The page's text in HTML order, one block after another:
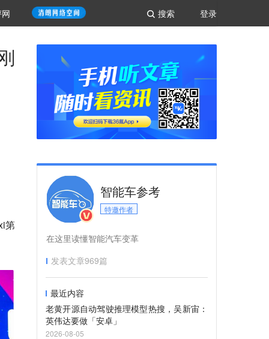
登录
搜索
第
智能车参考
特邀作者
在这里读懂智能汽车变革
发表文章969篇
最近内容
老黄开源自动驾驶推理模型热搜，吴新宙：
英伟达要做「安卓」
2026-08-05